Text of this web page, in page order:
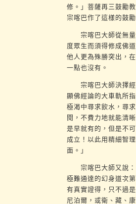
修。」菩薩再三鼓勵
宗喀巴作了這樣的鼓
宗喀巴大師從無量
度眾生而須得修成佛
他人更為殊勝突出，
一點也沒有。
宗喀巴大師決擇經
顯佛經論的大車軌所
極渴中尋求飲水，尋
閱，不費力地就能清
是早就有的，但是不
成立！以此用精細智
面。」
宗喀巴大師又說：
極難通達的幻身道次
有真實證得，只不過
尼泊爾，或衛、藏、